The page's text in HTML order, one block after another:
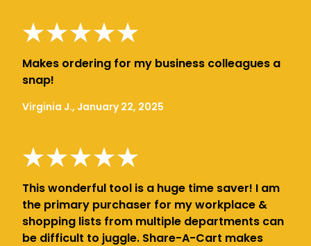
Makes ordering for my business colleagues a
snap!
Virginia J., January 22, 2025
This wonderful tool is a huge time saver! I am
the primary purchaser for my workplace &
shopping lists from multiple departments can
be difficult to juggle. Share-A-Cart makes